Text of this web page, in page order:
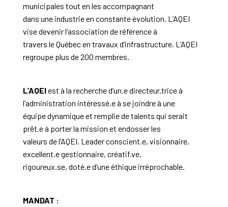
municipales tout en les accompagnant
dans une industrie en constante évolution. L’AQEI
vise devenir l’association de référence à
travers le Québec en travaux d’infrastructure. L’AQEI
regroupe plus de 200 membres.
L’AQEIest à la recherche d’un.e directeur.trice à
l’administration intéressé.e à se joindre à une
équipe dynamique et remplie de talents qui serait
prêt.e à porter la mission et endosser les
valeurs de l’AQEI. Leader conscient.e, visionnaire,
excellent.e gestionnaire, créatif.ve,
rigoureux.se, doté.e d’une éthique irréprochable.
MANDAT :